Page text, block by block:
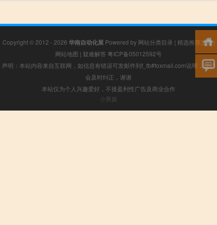
Copyright © 2012 - 2026 华南自动化展Powered by 网站分类目录 | 精选推荐文章|
网站地图 | 疑难解答 粤ICP备05012592号
声明：本站内容来自互联网，如信息有错误可发邮件到f_fb#foxmail.com说明，我们
会及时纠正，谢谢
本站仅为个人兴趣爱好，不接盈利性广告及商业合作
小男孩